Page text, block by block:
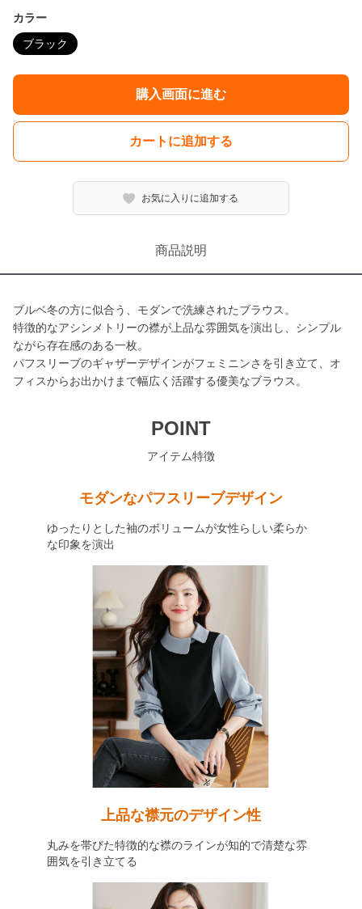
カラー
ブラック
購入画面に進む
カートに追加する
お気に入りに追加する
商品説明
ブルベ冬の方に似合う、モダンで洗練されたブラウス。
特徴的なアシンメトリーの襟が上品な雰囲気を演出し、シンプル
ながら存在感のある一枚。
パフスリーブのギャザーデザインがフェミニンさを引き立て、オ
フィスからお出かけまで幅広く活躍する優美なブラウス。
POINT
アイテム特徴
モダンなパフスリーブデザイン
ゆったりとした袖のボリュームが女性らしい柔らか
な印象を演出
上品な襟元のデザイン性
丸みを帯びた特徴的な襟のラインが知的で清楚な雰
囲気を引き立てる